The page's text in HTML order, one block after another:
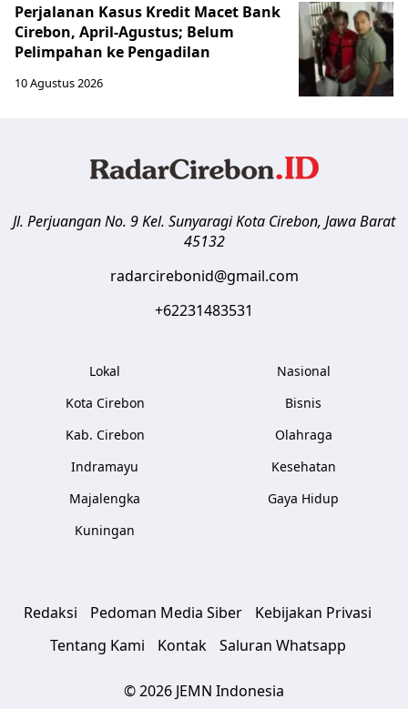
Perjalanan Kasus Kredit Macet Bank
Cirebon, April-Agustus; Belum
Pelimpahan ke Pengadilan
10 Agustus 2026
Jl. Perjuangan No. 9 Kel. SunyaragiKota Cirebon, Jawa Barat
45132
radarcirebonid@gmail.com
+62231483531
Lokal
Kota Cirebon
Kab. Cirebon
Indramayu
Majalengka
Kuningan
Nasional
Bisnis
Olahraga
Kesehatan
Gaya Hidup
Redaksi Pedoman Media Siber
Kebijakan Privasi
Tentang Kami
Kontak Saluran Whatsapp
© 2026 JEMN Indonesia